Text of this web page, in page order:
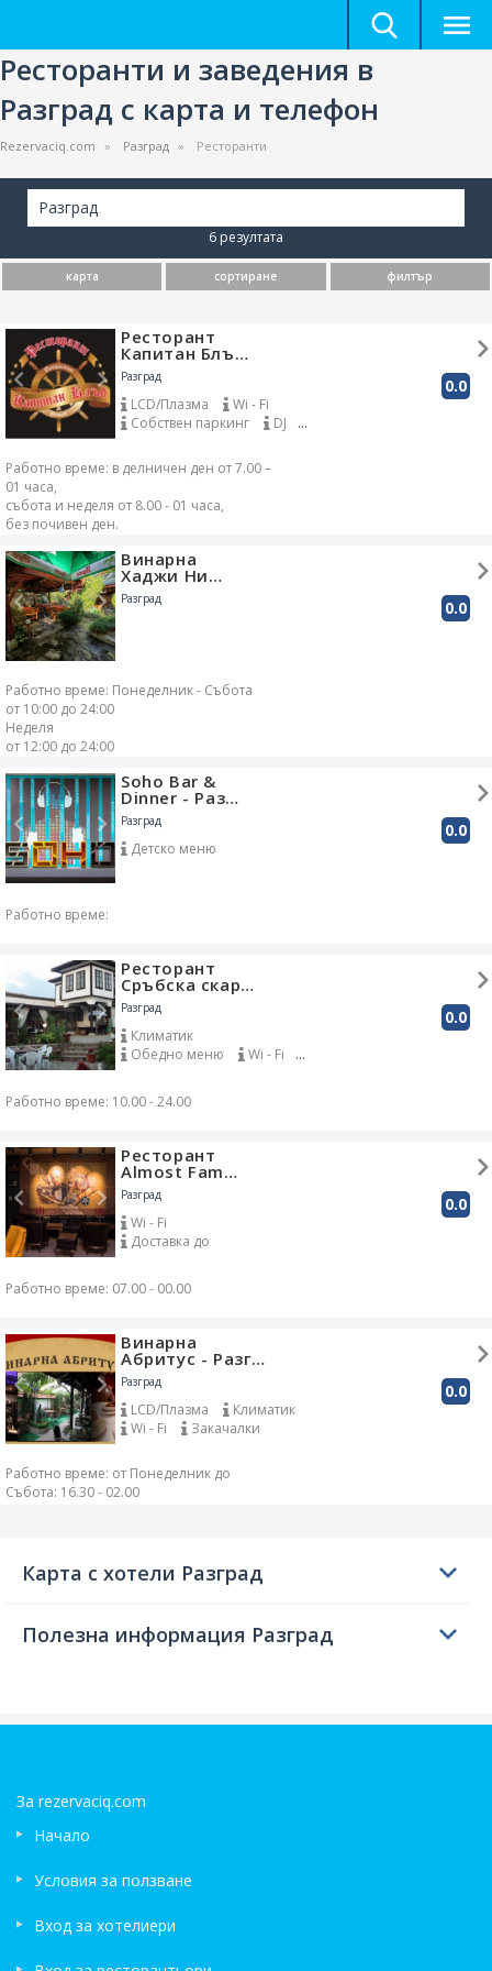
Ресторанти и заведения в
Разград с карта и телефон
Rezervaciq.com Разград Ресторанти
Разград
6 резултата
карта сортиране филтър
Ресторант
Капитан Блъ…
Разград 0.0
LCD/Плазма
Wi - Fi
Собствен паркинг
DJ
Работно време: в делничен ден от 7.00 –
01 часа,
събота и неделя от 8.00 - 01 часа,
без почивен ден.
Винарна
Хаджи Ни…
Разград 0.0
Работно време: Понеделник - Събота
от 10:00 до 24:00
Неделя
от 12:00 до 24:00
Soho Bar &
Dinner - Раз…
Разград 0.0
Детско меню
Работно време:
Ресторант
Сръбска скар…
Разград 0.0
Климатик
Обедно меню
Wi - Fi
Работно време: 10.00 - 24.00
Ресторант
Almost Fam…
Разград 0.0
Wi - Fi
Доставка до
Работно време: 07.00 - 00.00
Винарна
Абритус - Разг…
Разград 0.0
LCD/Плазма
Климатик
Wi - Fi
Закачалки
Работно време: от Понеделник до
Събота: 16.30 - 02.00
Карта с хотели Разград
Полезна информация Разград
За rezervaciq.com
Начало
Условия за ползване
Вход за хотелиери